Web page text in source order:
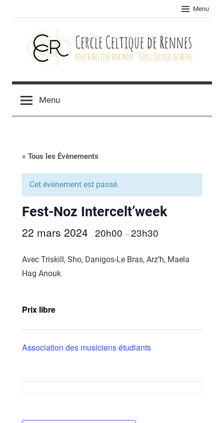
Menu
Cercle
celtique
Rennes
Menu
« Tous les Évènements
Cet évènement est passé.
Fest-Noz Intercelt’week
22 mars 2024 , 20h00 –23h30
Avec Triskill, Sho, Danigos-Le Bras, Arz’h, Maela
Hag Anouk
Prix libre
Association des musiciens étudiants